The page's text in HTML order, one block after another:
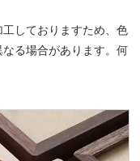
しておりますため、色
る場合があります。何